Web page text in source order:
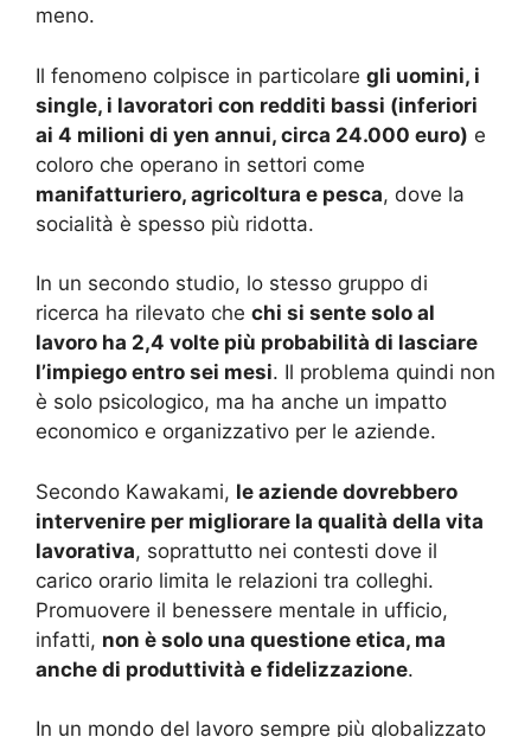
meno.
Il fenomeno colpisce in particolare gli uomini, i
single, i lavoratori con redditi bassi (inferiori
ai 4 milioni di yen annui, circa 24.000 euro) e
coloro che operano in settori come
manifatturiero, agricoltura e pesca, dove la
socialità è spesso più ridotta.
In un secondo studio, lo stesso gruppo di
ricerca ha rilevato che chi si sente solo al
lavoro ha 2,4 volte più probabilità di lasciare
l’impiego entro sei mesi. Il problema quindi non
è solo psicologico, ma ha anche un impatto
economico e organizzativo per le aziende.
Secondo Kawakami, le aziende dovrebbero
intervenire per migliorare la qualità della vita
lavorativa, soprattutto nei contesti dove il
carico orario limita le relazioni tra colleghi.
Promuovere il benessere mentale in ufficio,
infatti, non è solo una questione etica, ma
anche di produttività e fidelizzazione.
In un mondo del lavoro sempre più globalizzato